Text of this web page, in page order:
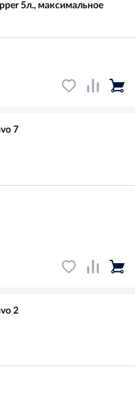
5л., максимальное
7
2